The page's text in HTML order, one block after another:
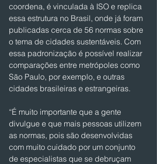
coordena, é vinculada à ISO e replica
essa estrutura no Brasil, onde já foram
publicadas cerca de 56 normas sobre
o tema de cidades sustentáveis. Com
essa padronização é possível realizar
comparações entre metrópoles como
São Paulo, por exemplo, e outras
cidades brasileiras e estrangeiras.
“É muito importante que a gente
divulgue e que mais pessoas utilizem
as normas, pois são desenvolvidas
com muito cuidado por um conjunto
de especialistas que se debruçam